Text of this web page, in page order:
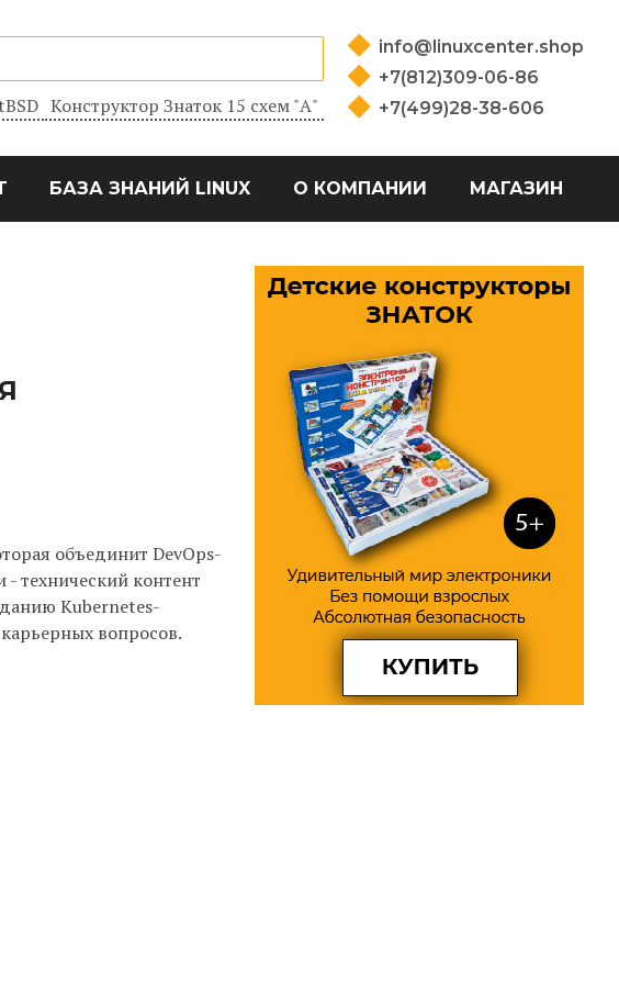
Конструктор Знаток 15 схем "А"
info@linuxcenter.shop
+7(812)309-06-86
+7(499)28-38-606
БАЗА ЗНАНИЙ LINUX О КОМПАНИИ МАГАЗИН
объединит DevOps-
технический контент
Kubernetes-
вопросов.